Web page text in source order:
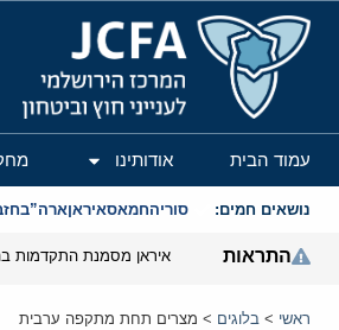
המרכז הירושלמי לענייני חוץ
עמוד הבית אודותינו
נושאים חמים: סוריהחמאסאיראןארה”ב
התראות איראן מסמנת התקדמות
ראשי > בלוגים > מצרים תחת מתקפה ערבית